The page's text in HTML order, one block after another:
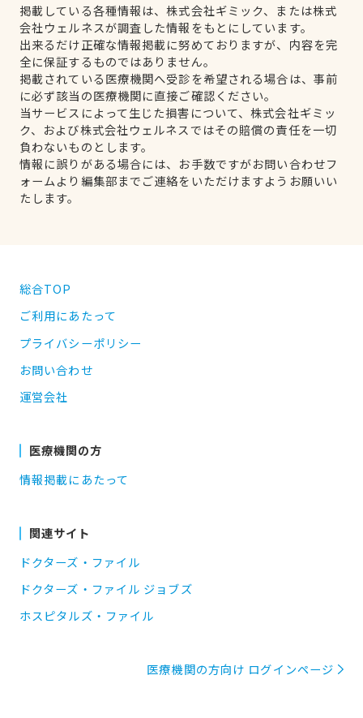
掲載している各種情報は、株式会社ギミック、または株式
会社ウェルネスが調査した情報をもとにしています。
出来るだけ正確な情報掲載に努めておりますが、内容を完
全に保証するものではありません。
掲載されている医療機関へ受診を希望される場合は、事前
に必ず該当の医療機関に直接ご確認ください。
当サービスによって生じた損害について、株式会社ギミッ
ク、および株式会社ウェルネスではその賠償の責任を一切
負わないものとします。
情報に誤りがある場合には、お手数ですがお問い合わせフ
ォームより編集部までご連絡をいただけますようお願いい
たします。
総合TOP
ご利用にあたって
プライバシーポリシー
お問い合わせ
運営会社
医療機関の方
情報掲載にあたって
関連サイト
ドクターズ・ファイル
ドクターズ・ファイル ジョブズ
ホスピタルズ・ファイル
医療機関の方向け ログインページ